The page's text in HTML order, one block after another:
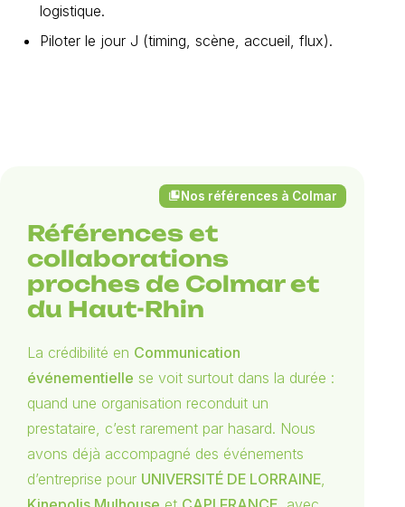
logistique.
Piloter le jour J (timing, scène, accueil, flux).
Références et
collaborations
proches de Colmar et
du Haut-Rhin
La crédibilité en Communication
événementielle se voit surtout dans la durée :
quand une organisation reconduit un
prestataire, c’est rarement par hasard. Nous
avons déjà accompagné des événements
d’entreprise pour UNIVERSITÉ DE LORRAINE
collections_bookmark Nos références à Colmar